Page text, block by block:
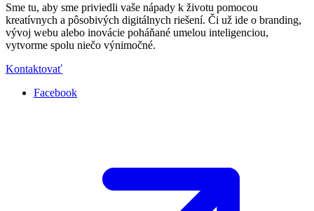
Sme tu, aby sme priviedli vaše nápady k životu pomocou
kreatívnych a pôsobivých digitálnych riešení. Či už ide o branding,
vývoj webu alebo inovácie poháňané umelou inteligenciou,
vytvorme spolu niečo výnimočné.
Kontaktovať
Facebook